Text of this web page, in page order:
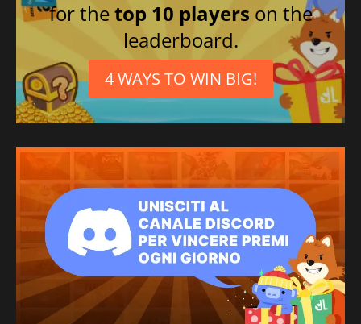
for thetop 10 players on the
leaderboard.
4 WAYS TO WIN BIG!